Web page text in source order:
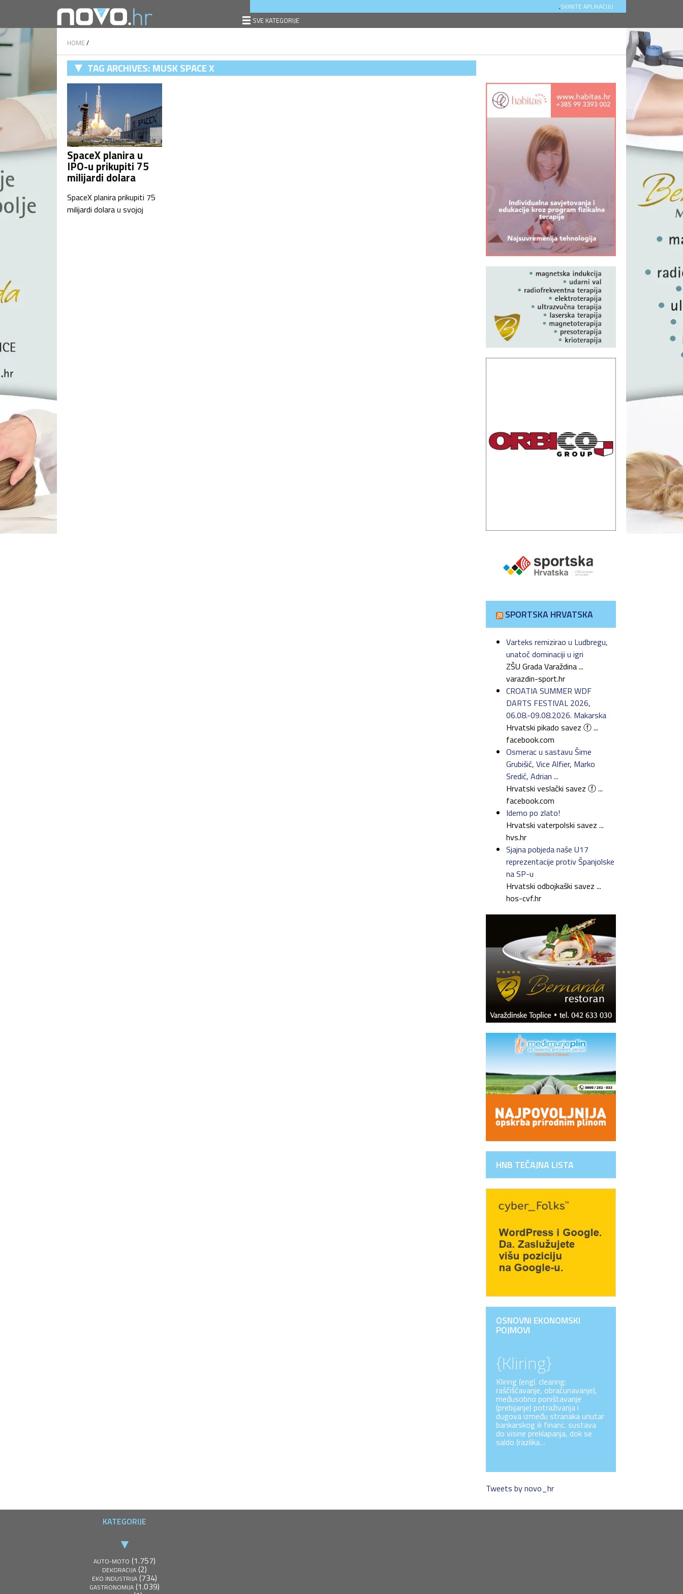
SKINITE APLIKACIJU
.
SVE KATEGORIJE
HOME/
TAG ARCHIVES: MUSK SPACE X
SpaceX planira u
IPO-u prikupiti 75
milijardi dolara
SpaceX planira prikupiti 75
milijardi dolara u svojoj
SPORTSKA HRVATSKA
Varteks remizirao u Ludbregu,
unatoč dominaciji u igri
ZŠU Grada Varaždina ...
varazdin-sport.hr
CROATIA SUMMER WDF
DARTS FESTIVAL 2026,
06.08.-09.08.2026. Makarska
Hrvatski pikado savez ⓕ ...
facebook.com
Osmerac u sastavu Šime
Grubišić, Vice Alfier, Marko
Sredić, Adrian ...
Hrvatski veslački savez ⓕ ...
facebook.com
Idemo po zlato!
Hrvatski vaterpolski savez ...
hvs.hr
Sjajna pobjeda naše U17
reprezentacije protiv Španjolske
na SP-u
Hrvatski odbojkaški savez ...
hos-cvf.hr
HNB TEČAJNA LISTA
OSNOVNI EKONOMSKI
POJMOVI
{Kliring}
Kliring (engl. clearing:
raščišćavanje, obračunavanje),
međusobno poništavanje
(prebijanje) potraživanja i
dugova između stranaka unutar
bankarskog ili financ. sustava
do visine preklapanja, dok se
saldo (razlika…
Tweets by novo_hr
KATEGORIJE
AUTO-MOTO (1.757)
DEKORACIJA(2)
EKO INDUSTRIJA(734)
GASTRONOMIJA(1.039)